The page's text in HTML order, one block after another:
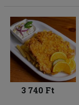
3 740 Ft